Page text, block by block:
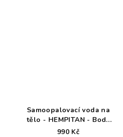
Samoopalovací voda na
tělo - HEMPITAN - Body
Tan Water 140ml
990 Kč